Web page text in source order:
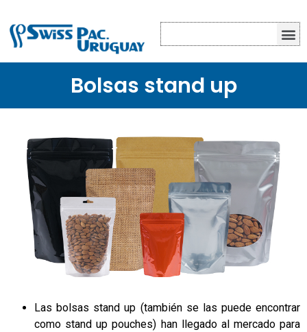
Bolsas stand up
Las bolsas stand up (también se las puede encontrar
como stand up pouches) han llegado al mercado para